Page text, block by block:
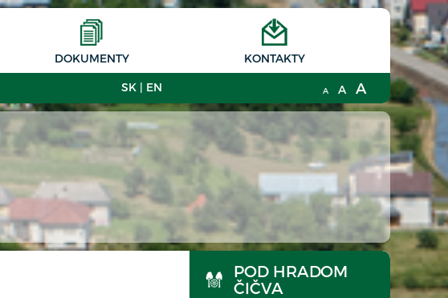
DOKUMENTY KONTAKTY
SK | EN A A A
POD HRADOM
ČIČVA